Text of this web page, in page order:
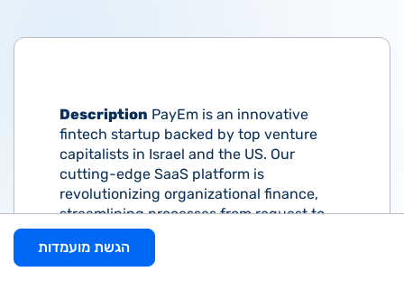
Description PayEm is an innovative
fintech startup backed by top venture
capitalists in Israel and the US. Our
cutting-edge SaaS platform is
revolutionizing organizational finance,
streamlining processes from request to
reconciliation. By reducing friction and
automating tasks for finance teams, we
הגשת מועמדות